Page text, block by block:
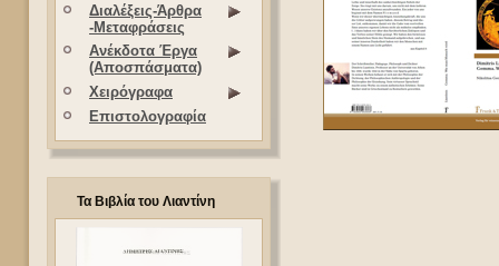
Διαλέξεις-Άρθρα
-Μεταφράσεις
Ανέκδοτα Έργα
(Αποσπάσματα)
Χειρόγραφα
Επιστολογραφία
Τα Βιβλία του Λιαντίνη